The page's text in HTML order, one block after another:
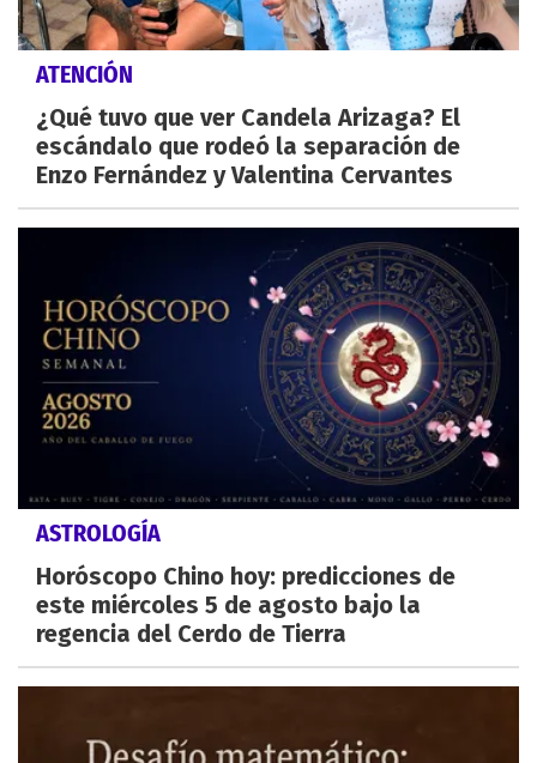
ATENCIÓN
¿Qué tuvo que ver Candela Arizaga? El
escándalo que rodeó la separación de
Enzo Fernández y Valentina Cervantes
ASTROLOGÍA
Horóscopo Chino hoy: predicciones de
este miércoles 5 de agosto bajo la
regencia del Cerdo de Tierra